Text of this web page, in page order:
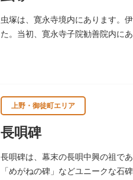
虫塚は、寛永寺境内にあります。
た。当初、寛永寺子院勧善院内に
上野・御徒町エリア
長唄碑
長唄碑は、幕末の長唄中興の祖で
「めがねの碑」などユニークな石